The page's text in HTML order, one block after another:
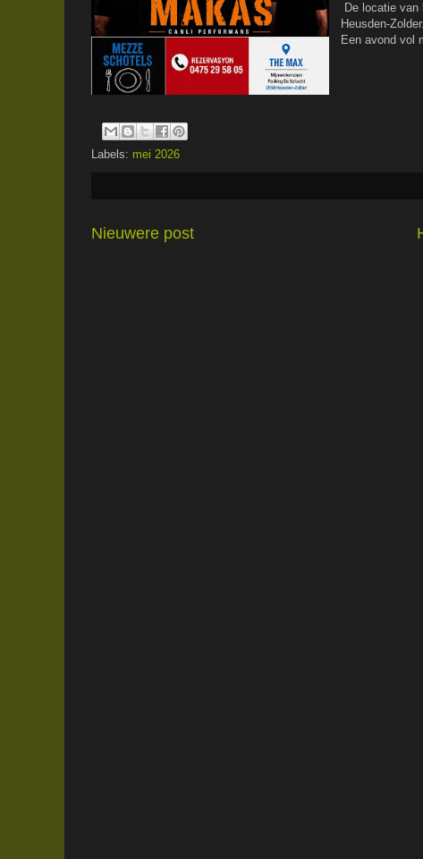
De locatie van
Heusden-Zolder.
Een avond vol
Labels: mei 2026
Nieuwere post